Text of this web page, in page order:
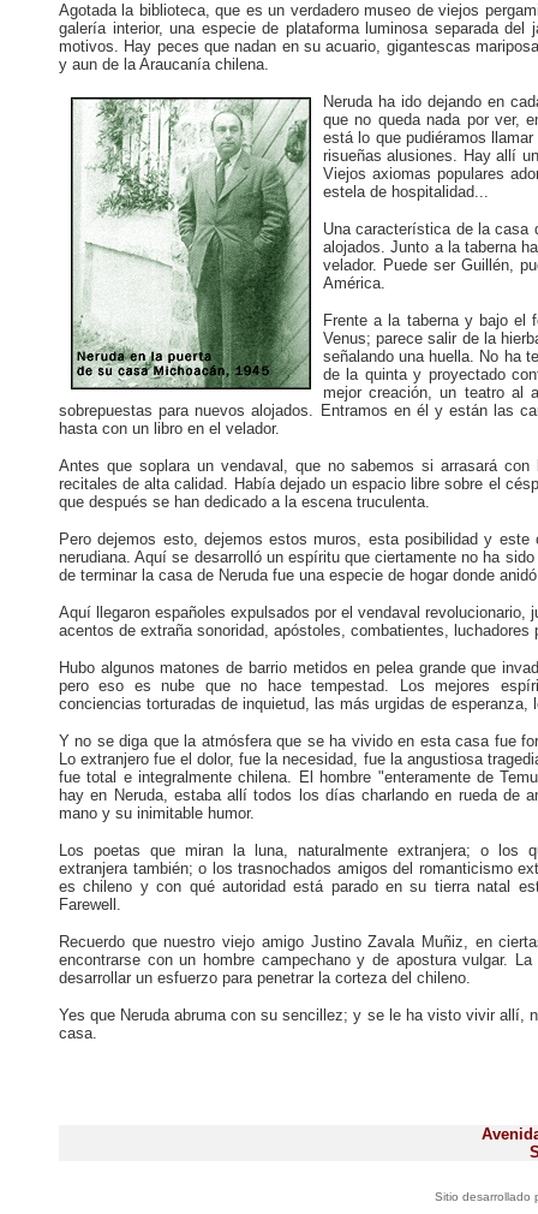
Agotada la biblioteca, que es un verdadero museo de viejos
galería interior, una especie de plataforma luminosa separada
motivos. Hay peces que nadan en su acuario, gigantescas
y aun de la Araucanía chilena.
Neruda ha ido dejando en
que no queda nada por ver,
está lo que pudiéramos
risueñas alusiones. Hay allí
Viejos axiomas populares
estela de hospitalidad...
Una característica de la casa
alojados. Junto a la taberna
velador. Puede ser Guillén,
América.
Frente a la taberna y bajo el
Venus; parece salir de la
señalando una huella. No ha
de la quinta y proyectado
mejor creación, un teatro al
sobrepuestas para nuevos alojados. Entramos en él y están las
hasta con un libro en el velador.
Antes que soplara un vendaval, que no sabemos si arrasará
recitales de alta calidad. Había dejado un espacio libre sobre el
que después se han dedicado a la escena truculenta.
Pero dejemos esto, dejemos estos muros, esta posibilidad y
nerudiana. Aquí se desarrolló un espíritu que ciertamente no ha
de terminar la casa de Neruda fue una especie de hogar donde
Aquí llegaron españoles expulsados por el vendaval
acentos de extraña sonoridad, apóstoles, combatientes,
Hubo algunos matones de barrio metidos en pelea grande que
pero eso es nube que no hace tempestad. Los mejores
conciencias torturadas de inquietud, las más urgidas de esperanza,
Y no se diga que la atmósfera que se ha vivido en esta casa fue
Lo extranjero fue el dolor, fue la necesidad, fue la angustiosa
fue total e integralmente chilena. El hombre "enteramente de
hay en Neruda, estaba allí todos los días charlando en rueda de
mano y su inimitable humor.
Los poetas que miran la luna, naturalmente extranjera; o los
extranjera también; o los trasnochados amigos del romanticismo
es chileno y con qué autoridad está parado en su tierra natal
Farewell.
Recuerdo que nuestro viejo amigo Justino Zavala Muñiz, en
encontrarse con un hombre campechano y de apostura vulgar.
desarrollar un esfuerzo para penetrar la corteza del chileno.
Yes que Neruda abruma con su sencillez; y se le ha visto vivir allí,
casa.
Sitio desarrollado